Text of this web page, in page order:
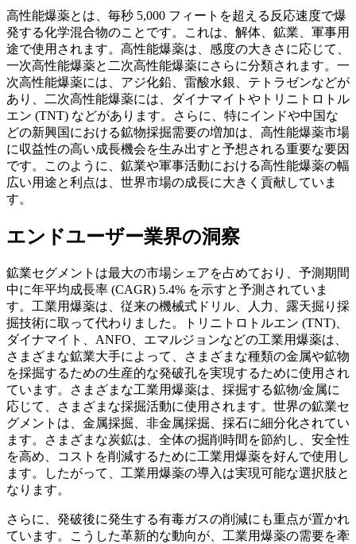
高性能爆薬とは、毎秒 5,000 フィートを超える反応速度で爆
発する化学混合物のことです。これは、解体、鉱業、軍事用
途で使用されます。高性能爆薬は、感度の大きさに応じて、
一次高性能爆薬と二次高性能爆薬にさらに分類されます。一
次高性能爆薬には、アジ化鉛、雷酸水銀、テトラゼンなどが
あり、二次高性能爆薬には、ダイナマイトやトリニトロトル
エン (TNT) などがあります。さらに、特にインドや中国な
どの新興国における鉱物採掘需要の増加は、高性能爆薬市場
に収益性の高い成長機会を生み出すと予想される重要な要因
です。このように、鉱業や軍事活動における高性能爆薬の幅
広い用途と利点は、世界市場の成長に大きく貢献していま
す。
エンドユーザー業界の洞察
鉱業セグメントは最大の市場シェアを占めており、予測期間
中に年平均成長率 (CAGR) 5.4% を示すと予測されていま
す。工業用爆薬は、従来の機械式ドリル、人力、露天掘り採
掘技術に取って代わりました。トリニトロトルエン (TNT)、
ダイナマイト、ANFO、エマルジョンなどの工業用爆薬は、
さまざまな鉱業大手によって、さまざまな種類の金属や鉱物
を採掘するための生産的な発破孔を実現するために使用され
ています。さまざまな工業用爆薬は、採掘する鉱物/金属に
応じて、さまざまな採掘活動に使用されます。世界の鉱業セ
グメントは、金属採掘、非金属採掘、採石に細分化されてい
ます。さまざまな炭鉱は、全体の掘削時間を節約し、安全性
を高め、コストを削減するために工業用爆薬を好んで使用し
ます。したがって、工業用爆薬の導入は実現可能な選択肢と
なります。
さらに、発破後に発生する有毒ガスの削減にも重点が置かれ
ています。こうした革新的な動向が、工業用爆薬の需要を牽